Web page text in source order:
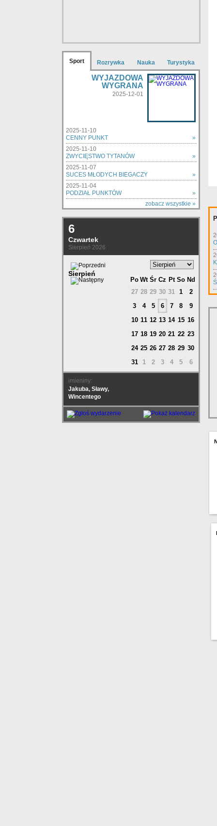
Sport Rozrywka Nauka Turystyka
WYJAZDOWA
WYGRANA
2025-12-01
2025-11-10
CENNY PUNKT
»
2025-11-10
ZWYCIĘSTWO TYTANÓW
»
2025-11-07
SUCES MŁODYCH BIEGACZY
»
2025-11-04
PODZIAŁ PUNKTÓW
»
zobacz wszystkie »
6
Czwartek
Sierpień 2026
Sierpień
Po Wt Śr Cz Pt So Nd
27 28 29 30 31 1
2
3
4 5 6 7 8
9
10 11 12 13 14 15 16
17 18 19 20 21 22 23
24 25 26 27 28 29 30
31
1 2 3 4 5 6
imieniny:
Jakuba, Sławy,
Wincentego